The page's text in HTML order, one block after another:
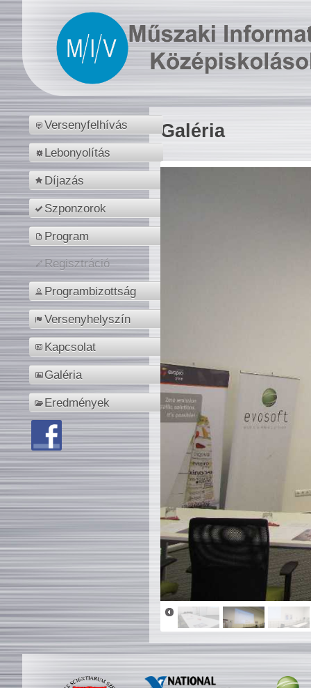
Versenyfelhívás
Lebonyolítás
Díjazás
Szponzorok
Program
Regisztráció
Programbizottság
Versenyhelyszín
Kapcsolat
Galéria
Eredmények
Galéria